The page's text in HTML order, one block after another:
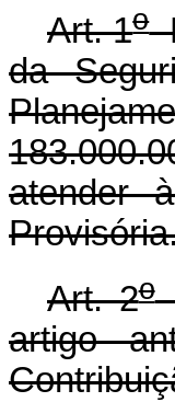
Art. 1o
da
atender
Art. 2o
artigo